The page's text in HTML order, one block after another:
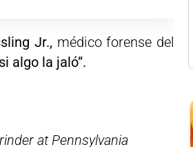
Jr., médico forense del
algo la jaló”.
at Pennsylvania